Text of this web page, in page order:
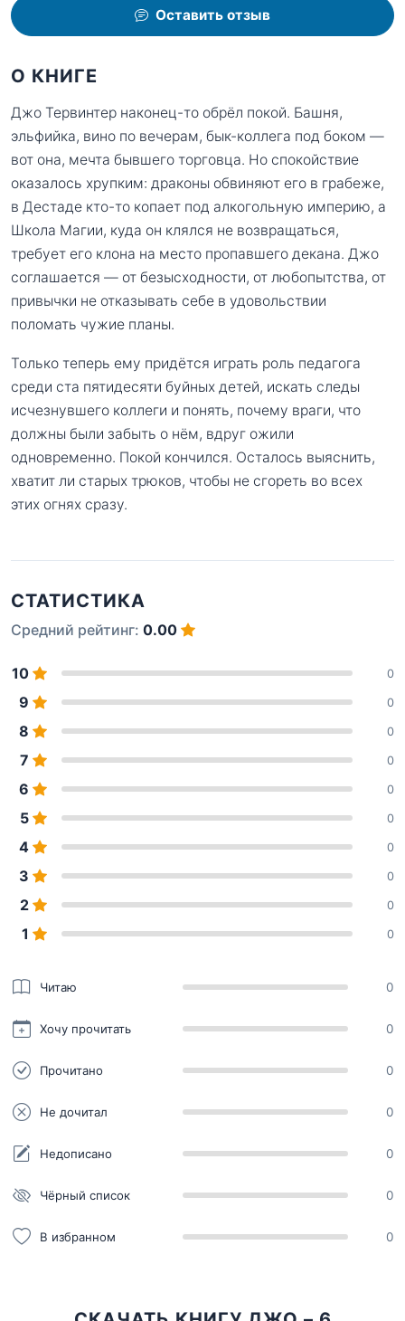
Оставить отзыв
О КНИГЕ
Джо Тервинтер наконец-то обрёл покой. Башня,
эльфийка, вино по вечерам, бык-коллега под боком —
вот она, мечта бывшего торговца. Но спокойствие
оказалось хрупким: драконы обвиняют его в грабеже,
в Дестаде кто-то копает под алкогольную империю, а
Школа Магии, куда он клялся не возвращаться,
требует его клона на место пропавшего декана. Джо
соглашается — от безысходности, от любопытства, от
привычки не отказывать себе в удовольствии
поломать чужие планы.
Только теперь ему придётся играть роль педагога
среди ста пятидесяти буйных детей, искать следы
исчезнувшего коллеги и понять, почему враги, что
должны были забыть о нём, вдруг ожили
одновременно. Покой кончился. Осталось выяснить,
хватит ли старых трюков, чтобы не сгореть во всех
этих огнях сразу.
СТАТИСТИКА
Средний рейтинг: 0.00
10 0
9 0
8 0
7 0
6 0
5 0
4 0
3 0
2 0
1 0
Читаю 0
Хочу прочитать 0
Прочитано 0
Не дочитал 0
Недописано 0
Чёрный список 0
В избранном 0